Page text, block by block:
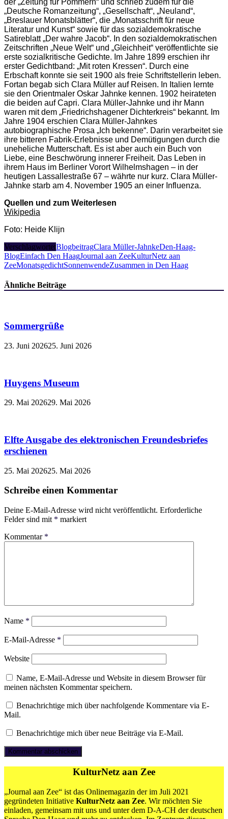
„Deutsche Romanzeitung“, „Gesellschaft“, „Neuland“,
„Breslauer Monatsblätter“, die „Monatsschrift für neue
Literatur und Kunst“ sowie für das sozialdemokratische
Satireblatt „Der wahre Jacob“. In den sozialdemokratischen
Zeitschriften „Neue Welt“ und „Gleichheit“ veröffentlichte sie
erste sozialkritische Gedichte. Im Jahre 1899 erschien ihr
erster Gedichtband: „Mit roten Kressen“. Durch eine
Erbschaft konnte sie seit 1900 als freie Schriftstellerin leben.
Fortan begab sich Clara Müller auf Reisen. In Italien lernte
sie den Orientmaler Oskar Jahnke kennen. 1902 heirateten
die beiden auf Capri. Clara Müller-Jahnke und ihr Mann
waren mit dem „Friedrichshagener Dichterkreis“ bekannt. Im
Jahre 1904 erschien Clara Müller-Jahnkes
autobiographische Prosa „Ich bekenne“. Darin verarbeitet sie
ihre bitteren Fabrik-Erlebnisse und Demütigungen durch die
uneheliche Mutterschaft. Es ist aber auch ein Buch von
Liebe, eine Beschwörung innerer Freiheit. Das Leben in
ihrem Haus im Berliner Vorort Wilhelmshagen – in der
heutigen Lassallestraße 67 – währte nur kurz. Clara Müller-
Jahnke starb am 4. November 1905 an einer Influenza.
Quellen und zum Weiterlesen
Wikipedia
Foto: Heide Klijn
VerschlagwortetBlogbeitragClara Müller-JahnkeDen-Haag-
BlogEinfach Den HaagJournal aan ZeeKulturNetz aan
ZeeMonatsgedichtSonnenwendeZusammen in Den Haag
Ähnliche Beiträge
Sommergrüße
23. Juni 202625. Juni 2026
Huygens Museum
29. Mai 202629. Mai 2026
Elfte Ausgabe des elektronischen Freundesbriefes
erschienen
25. Mai 202625. Mai 2026
Schreibe einen Kommentar
Deine E-Mail-Adresse wird nicht veröffentlicht. Erforderliche
Felder sind mit * markiert
Kommentar *
Name *
E-Mail-Adresse *
Website
Name, E-Mail-Adresse und Website in diesem Browser für
meinen nächsten Kommentar speichern.
Benachrichtige mich über nachfolgende Kommentare via E-
Mail.
Benachrichtige mich über neue Beiträge via E-Mail.
KulturNetz aan Zee
„Journal aan Zee“ ist das Onlinemagazin der im Juli 2021
gegründeten Initiative KulturNetz aan Zee. Wir möchten Sie
einladen, gemeinsam mit uns und unter dem D-A-CH der deutschen